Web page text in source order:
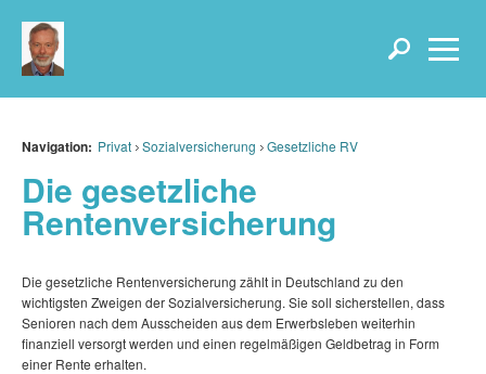
Navigation: Privat Sozialversicherung Gesetzliche RV
Die gesetzliche
Rentenversicherung
Die gesetzliche Rentenversicherung zählt in Deutschland zu den
wichtigsten Zweigen der Sozialversicherung. Sie soll sicherstellen, dass
Senioren nach dem Ausscheiden aus dem Erwerbsleben weiterhin
finanziell versorgt werden und einen regelmäßigen Geldbetrag in Form
einer Rente erhalten.